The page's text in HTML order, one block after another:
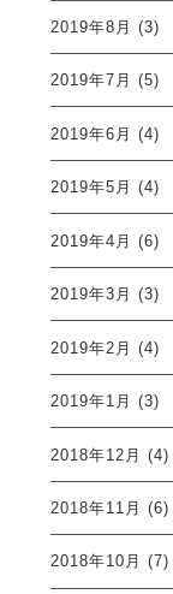
2019年8月 (3)
2019年7月 (5)
2019年6月 (4)
2019年5月 (4)
2019年4月 (6)
2019年3月 (3)
2019年2月 (4)
2019年1月 (3)
2018年12月 (4)
2018年11月 (6)
2018年10月 (7)